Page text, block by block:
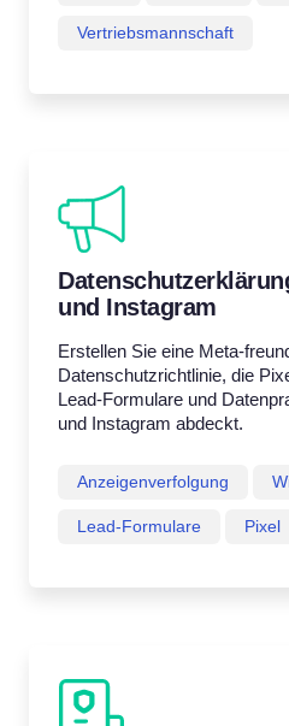
Vertriebsmannschaft
und Instagram
Erstellen Sie eine Meta-
Datenschutzrichtlinie, die
Lead-Formulare und
und Instagram abdeckt.
Anzeigenverfolgung
Lead-Formulare Pixel